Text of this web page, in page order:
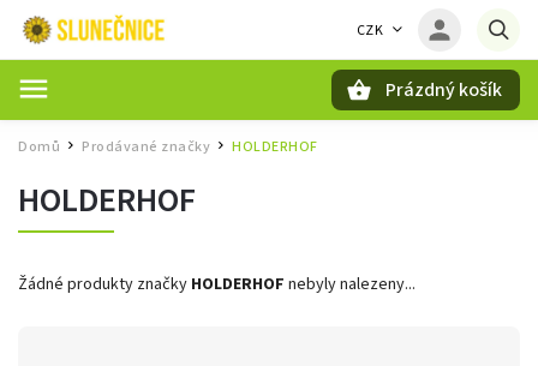
CZK
Prázdný košík
Domů / Prodávané značky / HOLDERHOF
HOLDERHOF
Žádné produkty značky HOLDERHOF nebyly nalezeny...